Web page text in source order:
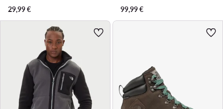
29,99€
99,99€